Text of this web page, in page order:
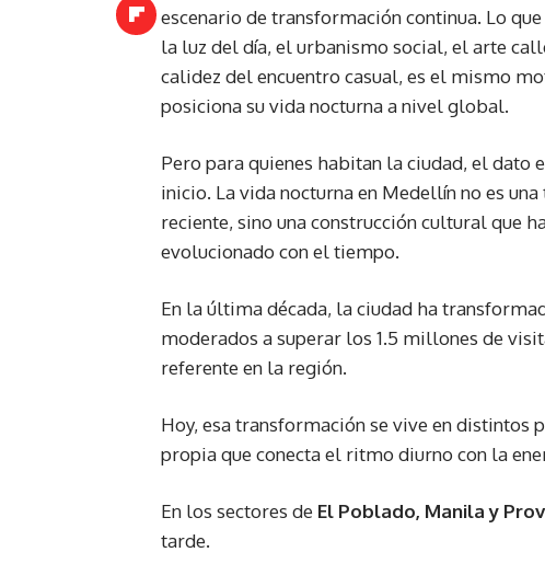
escenario de transformación continua. Lo
la luz del día, el urbanismo social, el arte
calidez del encuentro casual, es el mismo
posiciona su vida nocturna a nivel global.
Pero para quienes habitan la ciudad, el dato
inicio. La vida nocturna en Medellín no es una
reciente, sino una construcción cultural que
evolucionado con el tiempo.
En la última década, la ciudad ha
moderados a superar los 1.5 millones de
referente en la región.
Hoy, esa transformación se vive en distintos
propia que conecta el ritmo diurno con la
En los sectores de El Poblado, Manila y
tarde.